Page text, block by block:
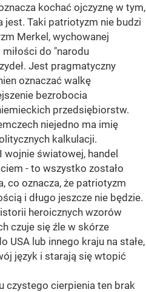
kochać ojczyznę w tym,
jest. Taki patriotyzm nie budzi
Merkel, wychowanej
do "narodu
Jest pragmatyczny
oznaczać walkę
bezrobocia
przedsiębiorstw.
niejedno ma imię
kalkulacji.
światowej, handel
- to wszystko zostało
co oznacza, że patriotyzm
i długo jeszcze nie będzie.
heroicznych wzorów
czuje się źle w skórze
USA lub innego kraju na stałe,
język i starają się wtopić
czystego cierpienia ten brak